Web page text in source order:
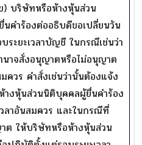
หรือห้างหุ้นส่วน
คำร้องต่ออธิบดีขอเปลี่ยนวัน
ระยะเวลาบัญชี ในกรณีเช่นว่า
นาจสั่งอนุญาตหรือไม่อนุญาต
ควร คำสั่งเช่นว่านั้นต้องแจ้ง
างหุ้นส่วนนิติบุคคลผู้ยื่นคำร้อง
ลาอันสมควร และในกรณีที่
ต ให้บริษัทหรือห้างหุ้นส่วน